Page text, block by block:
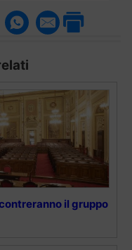
il gruppo